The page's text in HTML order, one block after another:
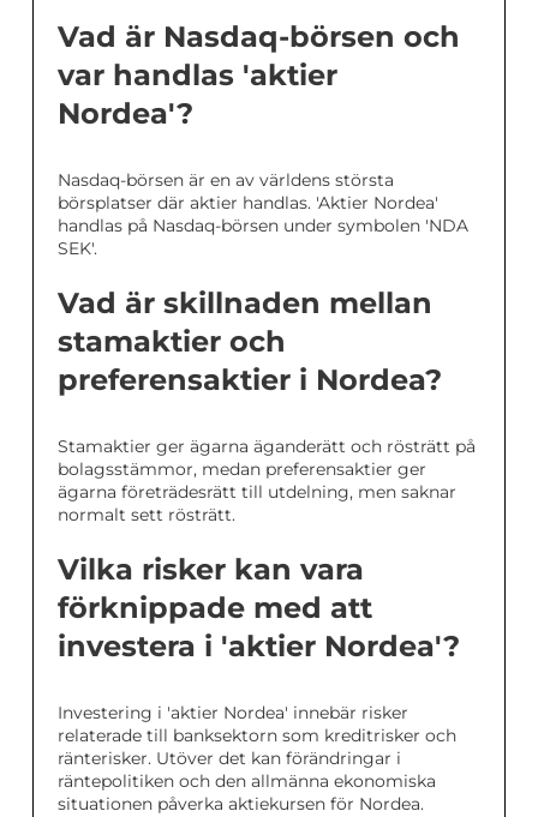
Vad är Nasdaq-börsen och
var handlas 'aktier
Nordea'?
Nasdaq-börsen är en av världens största
börsplatser där aktier handlas. 'Aktier Nordea'
handlas på Nasdaq-börsen under symbolen 'NDA
SEK'.
Vad är skillnaden mellan
stamaktier och
preferensaktier i Nordea?
Stamaktier ger ägarna äganderätt och rösträtt på
bolagsstämmor, medan preferensaktier ger
ägarna företrädesrätt till utdelning, men saknar
normalt sett rösträtt.
Vilka risker kan vara
förknippade med att
investera i 'aktier Nordea'?
Investering i 'aktier Nordea' innebär risker
relaterade till banksektorn som kreditrisker och
ränterisker. Utöver det kan förändringar i
räntepolitiken och den allmänna ekonomiska
situationen påverka aktiekursen för Nordea.